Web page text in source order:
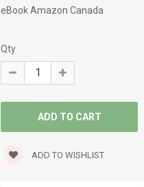
eBook Amazon Canada
Qty
ADD TO WISHLIST